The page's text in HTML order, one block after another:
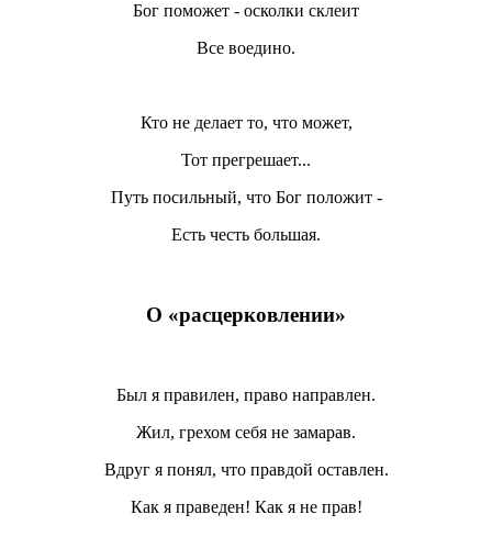
Бог поможет - осколки склеит
Все воедино.
Кто не делает то, что может,
Тот прегрешает...
Путь посильный, что Бог положит -
Есть честь большая.
О «расцерковлении»
Был я правилен, право направлен.
Жил, грехом себя не замарав.
Вдруг я понял, что правдой оставлен.
Как я праведен! Как я не прав!